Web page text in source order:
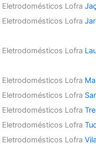
Eletrodomésticos Lofra
Eletrodomésticos Lofra
Lofra
Lofra
Lofra
Eletrodomésticos Lofra
Eletrodomésticos Lofra
Eletrodomésticos Lofra